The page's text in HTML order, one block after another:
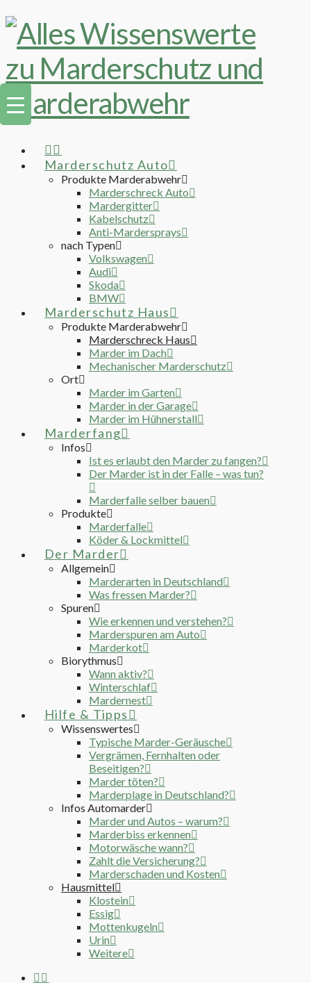
Marderschutz Auto
Produkte Marderabwehr
Marderschreck Auto
Mardergitter
Kabelschutz
Anti-Mardersprays
nach Typen
Volkswagen
Audi
Skoda
BMW
Marderschutz Haus
Produkte Marderabwehr
Marderschreck Haus
Marder im Dach
Mechanischer Marderschutz
Ort
Marder im Garten
Marder in der Garage
Marder im Hühnerstall
Marderfang
Infos
Ist es erlaubt den Marder zu fangen?
Der Marder ist in der Falle – was tun?
Marderfalle selber bauen
Produkte
Marderfalle
Köder & Lockmittel
Der Marder
Allgemein
Marderarten in Deutschland
Was fressen Marder?
Spuren
Wie erkennen und verstehen?
Marderspuren am Auto
Marderkot
Biorythmus
Wann aktiv?
Winterschlaf
Mardernest
Hilfe & Tipps
Wissenswertes
Typische Marder-Geräusche
Vergrämen, Fernhalten oder
Beseitigen?
Marder töten?
Marderplage in Deutschland?
Infos Automarder
Marder und Autos – warum?
Marderbiss erkennen
Motorwäsche wann?
Zahlt die Versicherung?
Marderschaden und Kosten
Hausmittel
Klostein
Essig
Mottenkugeln
Urin
Weitere